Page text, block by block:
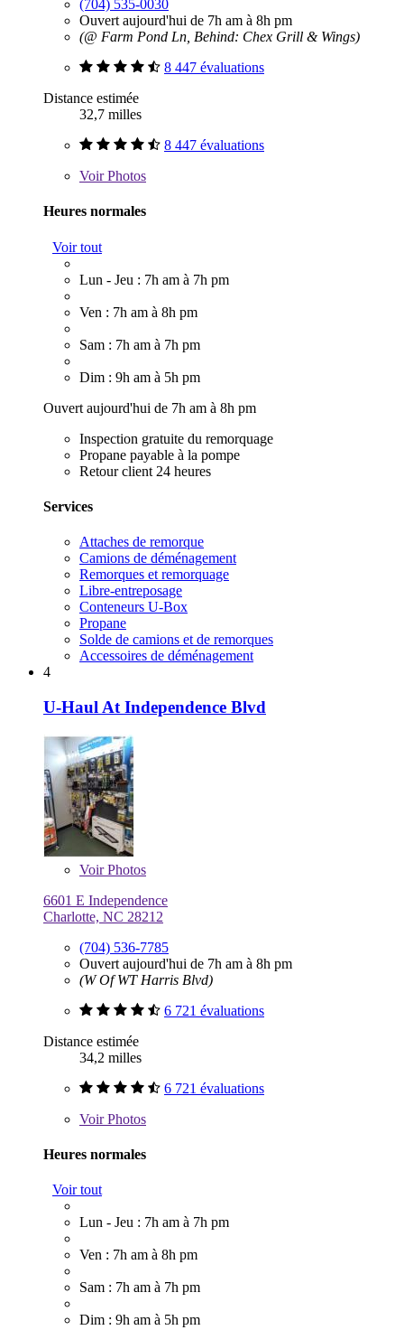
(704) 535-0030
Ouvert aujourd'hui de 7h am à 8h pm
(@ Farm Pond Ln, Behind: Chex Grill & Wings)
8 447 évaluations
Distance estimée
32,7 milles
8 447 évaluations
VoirPhotos
Heures normales
Voir tout
Lun - Jeu : 7h am à 7h pm
Ven : 7h am à 8h pm
Sam : 7h am à 7h pm
Dim : 9h am à 5h pm
Ouvert aujourd'hui de 7h am à 8h pm
Inspection gratuite du remorquage
Propane payable à la pompe
Retour client 24 heures
Services
Attaches de remorque
Camions de déménagement
Remorques et remorquage
Libre-entreposage
Conteneurs U-Box
Propane
Solde de camions et de remorques
Accessoires de déménagement
4
U-Haul At Independence Blvd
VoirPhotos
6601 E Independence
Charlotte, NC 28212
(704) 536-7785
Ouvert aujourd'hui de 7h am à 8h pm
(W Of WT Harris Blvd)
6 721 évaluations
Distance estimée
34,2 milles
6 721 évaluations
VoirPhotos
Heures normales
Voir tout
Lun - Jeu : 7h am à 7h pm
Ven : 7h am à 8h pm
Sam : 7h am à 7h pm
Dim : 9h am à 5h pm